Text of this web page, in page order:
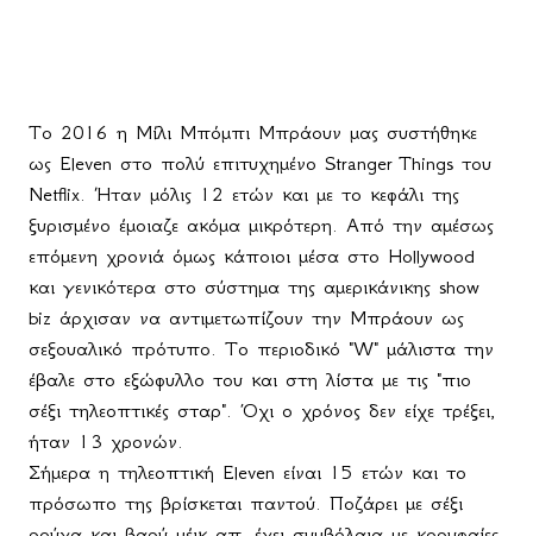
Το 2016 η Μίλι Μπόμπι Μπράουν μας συστήθηκε
ως Eleven στο πολύ επιτυχημένο Stranger Things του
Netflix . Ήταν μόλις 12 ετών και με το κεφάλι της
ξυρισμένο έμοιαζε ακόμα μικρότερη. Από την αμέσως
επόμενη χρονιά όμως κάποιοι μέσα στο Hollywood
και γενικότερα στο σύστημα της αμερικάνικης show
biz άρχισαν να αντιμετωπίζουν την Μπράουν ως
σεξουαλικό πρότυπο. Το περιοδικό "W" μάλιστα την
έβαλε στο εξώφυλλο του και στη λίστα με τις "πιο
σέξι τηλεοπτικές σταρ". Όχι ο χρόνος δεν είχε τρέξει,
ήταν 13 χρονών.
Σήμερα η τηλεοπτική Eleven είναι 15 ετών και το
πρόσωπο της βρίσκεται παντού. Ποζάρει με σέξι